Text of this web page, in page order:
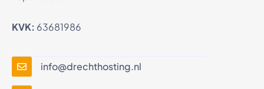
KVK: 63681986
info@drechthosting.nl